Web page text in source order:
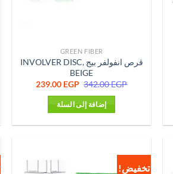
GREEN FIBER
قرص انفولفر بيج INVOLVER DISC,
BEIGE
342.00EGP
السعر
هو:
342.00 EGP.
239.00 EGP
السعر
إضافة إلى السلة
تخفيض!